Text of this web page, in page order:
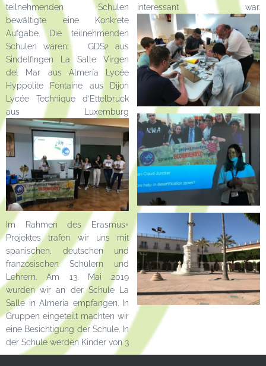
teilnehmenden Schulen
bewältigte eine Konkrete
Aufgabe. Die teilnehmenden
Schulen waren: GDS2 aus
Sindelfingen La Salle Virgen
del Mar aus Almería Lycée
Hyppolite Fontaine aus Dijon
Lycée Technique d’Ettelbruck
aus Luxemburg
Im Rahmen des Erasmus+
Projektes trafen wir uns mit
spanischen, deutschen und
französischen Schülern und
Lehrern. Am 13. Mai 2019
wurden wir an der Schule La
Salle in Almeria empfangen. In
Gruppen eingeteilt machten wir
eine Besichtigung der Schule. In
der Schule werden Kinder von 3
interessant war.